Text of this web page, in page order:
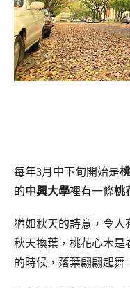
每年3月中下旬開始是
的中興大學裡有一條桃
猶如秋天的詩意，令人
秋天換葉，桃花心木是
的時候，落葉翩翩起舞